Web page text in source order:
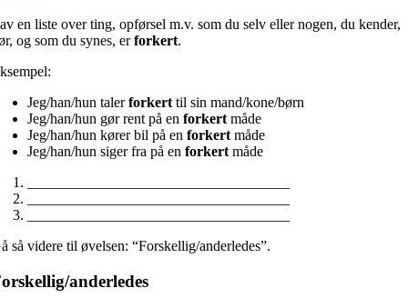
en liste over ting, opførsel m.v. som du selv eller nogen, du kender,
og som du synes, erforkert.
Jeg/han/hun talerforkert til sin mand/kone/børn
Jeg/han/hun gør rent på enforkert måde
Jeg/han/hun kører bil på enforkert måde
Jeg/han/hun siger fra på enforkert måde
så videre til øvelsen: “Forskellig/anderledes”.
anderledes